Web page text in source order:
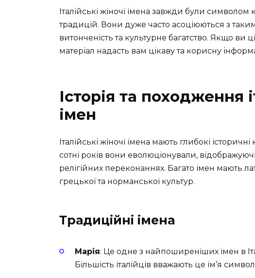
Італійські жіночі імена завжди були символом
традицій. Вони дуже часто асоціюються з
витонченість та культурне багатство. Якщо ви
матеріал надасть вам цікаву та корисну
Історія та походження
імен
Італійські жіночі імена мають глибокі
сотні років вони еволюціонували, відображуючи
релігійних переконаннях. Багато імен мають
грецької та норманської культур.
Традиційні імена
Марія: Це одне з найпоширеніших імен в
Більшість італійців вважають це ім’я